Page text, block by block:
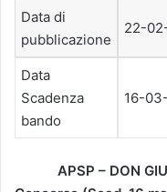
Data di
pubblicazione
22-
Data
Scadenza
bando
16-
APSP – DON